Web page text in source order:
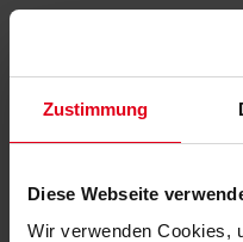
Zustimmung
Diese Webseite
Wir verwenden Cookies,